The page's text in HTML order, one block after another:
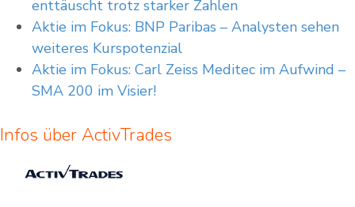
enttäuscht trotz starker Zahlen
Aktie im Fokus: BNP Paribas – Analysten sehen
weiteres Kurspotenzial
Aktie im Fokus: Carl Zeiss Meditec im Aufwind –
SMA 200 im Visier!
Infos über ActivTrades